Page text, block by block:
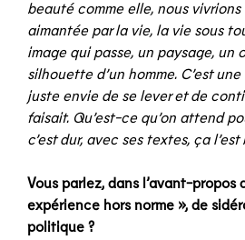
beauté comme elle, nous
aimantée par la vie, la vie sous
image qui passe, un paysage, un
silhouette d’un homme. C’est
juste envie de se lever et de
faisait. Qu’est-ce qu’on attend
c’est dur, avec ses textes, ça
Vous parlez, dans l’avant-propos
expérience hors norme », de
politique ?